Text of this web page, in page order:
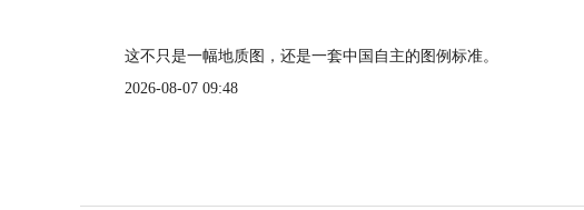
这不只是一幅地质图，还是一套中国自主的图例标准。
2026-08-07 09:48